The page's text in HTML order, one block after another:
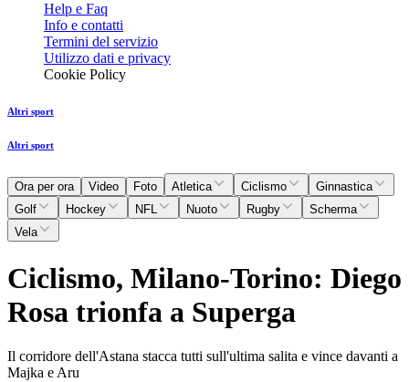
Help e Faq
Info e contatti
Termini del servizio
Utilizzo dati e privacy
Cookie Policy
Altri sport
Altri sport
Ora per ora Video Foto Atletica Ciclismo
Ginnastica
Golf
Hockey NFL Nuoto Rugby
Scherma
Vela
Ciclismo, Milano-Torino: Diego
Rosa trionfa a Superga
Il corridore dell'Astana stacca tutti sull'ultima salita e vince davanti a
Majka e Aru